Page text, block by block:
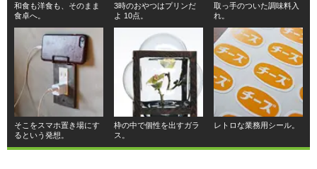
和食も洋食も、そのまま
食卓へ。
3時のおやつはプリンだ
よ 10点。
取っ手のついた調味料入
れ。
そこをスマホ置き場にす
るという発想。
枠の中で個性を出すガラ
ス。
レトロな業務用シール。